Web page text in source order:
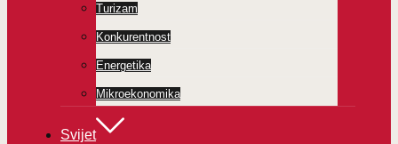
Turizam
Konkurentnost
Energetika
Mikroekonomika
Svijet